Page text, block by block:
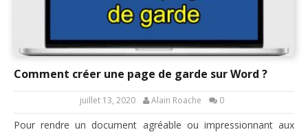
Comment créer une page de garde sur Word ?
juillet 13, 2020 Alain Roache 0
Pour rendre un document agréable ou impressionnant aux